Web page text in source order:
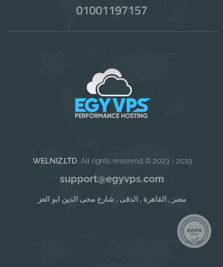
01001197157
2019 - 2023 ©
WELNIZ.LTD. All rights reserved.
support@egyvps.com
مصر , القاهرة , الدقى , شارع محى الدين ابو العز